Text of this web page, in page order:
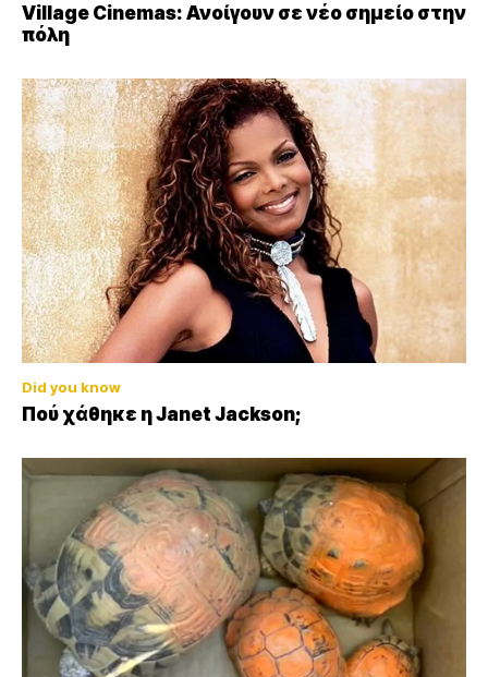
Village Cinemas: Ανοίγουν σε νέο σημείο στην
πόλη
Did you know
Πού χάθηκε η Janet Jackson;